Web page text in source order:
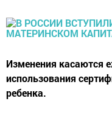
Изменения касаются
использования
ребенка.